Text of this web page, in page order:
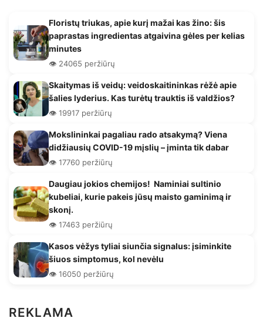
Floristų triukas, apie kurį mažai kas žino: šis
paprastas ingredientas atgaivina gėles per kelias
minutes
👁️ 24065 peržiūrų
Skaitymas iš veidų: veidoskaitininkas rėžė apie
šalies lyderius. Kas turėtų trauktis iš valdžios?
👁️ 19917 peržiūrų
Mokslininkai pagaliau rado atsakymą? Viena
didžiausių COVID-19 mįslių – įminta tik dabar
👁️ 17760 peržiūrų
Daugiau jokios chemijos! Naminiai sultinio
kubeliai, kurie pakeis jūsų maisto gaminimą ir
skonį.
👁️ 17463 peržiūrų
Kasos vėžys tyliai siunčia signalus: įsiminkite
šiuos simptomus, kol nevėlu
👁️ 16050 peržiūrų
REKLAMA